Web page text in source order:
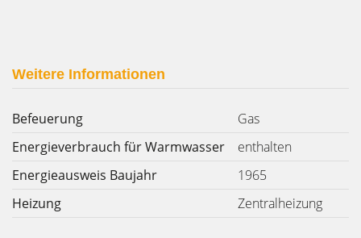
Weitere Informationen
Befeuerung
Gas
Energieverbrauch für Warmwasser
enthalten
Energieausweis Baujahr
1965
Heizung
Zentralheizung